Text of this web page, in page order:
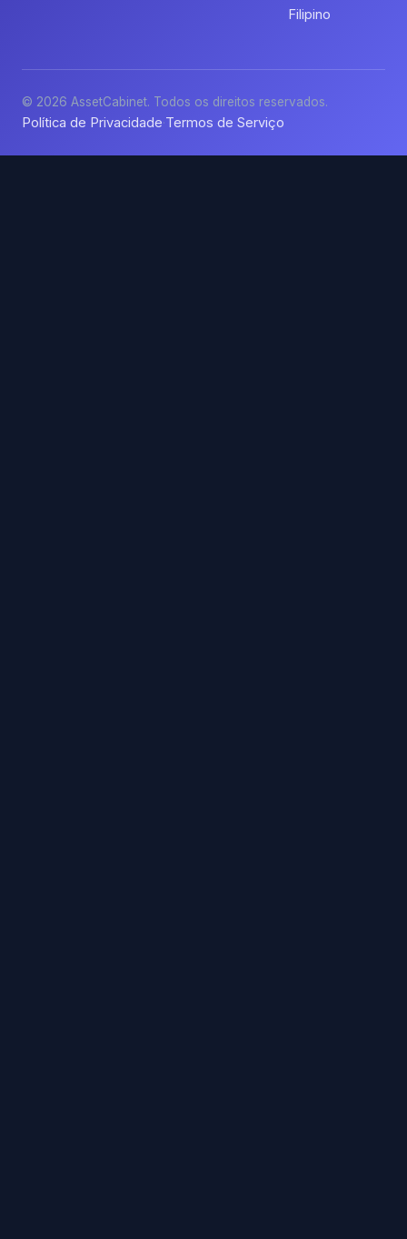
Filipino
© 2026 AssetCabinet. Todos os direitos reservados.
Política de Privacidade·Termos de Serviço